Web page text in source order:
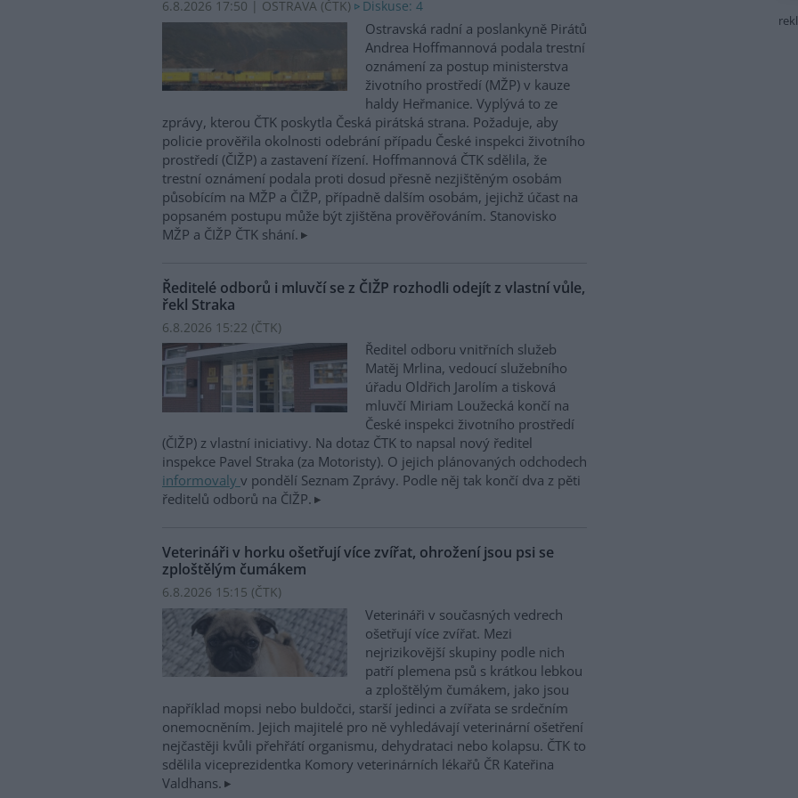
6.8.2026 17:50 | OSTRAVA (ČTK) Diskuse: 4
Ostravská radní a poslankyně Pirátů
Andrea Hoffmannová podala trestní
oznámení za postup ministerstva
životního prostředí (MŽP) v kauze
haldy Heřmanice. Vyplývá to ze
zprávy, kterou ČTK poskytla Česká pirátská strana. Požaduje, aby
policie prověřila okolnosti odebrání případu České inspekci životního
prostředí (ČIŽP) a zastavení řízení. Hoffmannová ČTK sdělila, že
trestní oznámení podala proti dosud přesně nezjištěným osobám
působícím na MŽP a ČIŽP, případně dalším osobám, jejichž účast na
popsaném postupu může být zjištěna prověřováním. Stanovisko
MŽP a ČIŽP ČTK shání.
Ředitelé odborů i mluvčí se z ČIŽP rozhodli odejít z vlastní vůle,
řekl Straka
6.8.2026 15:22 (ČTK)
Ředitel odboru vnitřních služeb
Matěj Mrlina, vedoucí služebního
úřadu Oldřich Jarolím a tisková
mluvčí Miriam Loužecká končí na
České inspekci životního prostředí
(ČIŽP) z vlastní iniciativy. Na dotaz ČTK to napsal nový ředitel
inspekce Pavel Straka (za Motoristy). O jejich plánovaných odchodech
informovaly v pondělí Seznam Zprávy. Podle něj tak končí dva z pěti
ředitelů odborů na ČIŽP.
Veterináři v horku ošetřují více zvířat, ohrožení jsou psi se
zploštělým čumákem
6.8.2026 15:15 (ČTK)
Veterináři v současných vedrech
ošetřují více zvířat. Mezi
nejrizikovější skupiny podle nich
patří plemena psů s krátkou lebkou
a zploštělým čumákem, jako jsou
například mopsi nebo buldočci, starší jedinci a zvířata se srdečním
onemocněním. Jejich majitelé pro ně vyhledávají veterinární ošetření
nejčastěji kvůli přehřátí organismu, dehydrataci nebo kolapsu. ČTK to
sdělila viceprezidentka Komory veterinárních lékařů ČR Kateřina
Valdhans.